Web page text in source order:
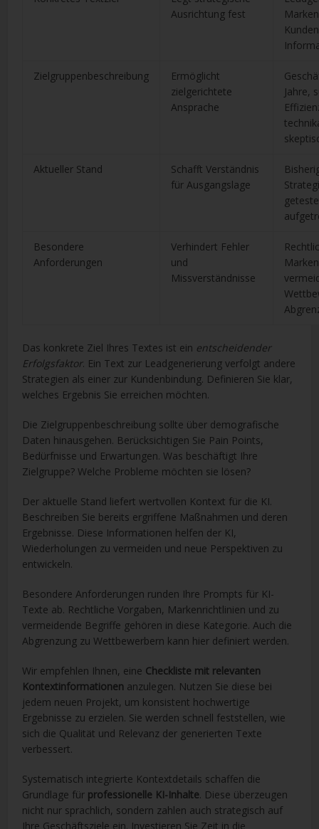
Ausrichtung fest
Zielgruppenbeschreibung
Ermöglicht
zielgerichtete
Ansprache
Jahre,
Aktueller Stand
Schafft Verständnis
für Ausgangslage
Besondere
Anforderungen
Verhindert Fehler
und
Missverständnisse
Das konkrete Ziel Ihres Textes ist ein entscheidender
Erfolgsfaktor. Ein Text zur Leadgenerierung verfolgt andere
Strategien als einer zur Kundenbindung. Definieren Sie klar,
welches Ergebnis Sie erreichen möchten.
Die Zielgruppenbeschreibung sollte über demografische
Daten hinausgehen. Berücksichtigen Sie Pain Points,
Bedürfnisse und Erwartungen. Was beschäftigt Ihre
Zielgruppe? Welche Probleme möchten sie lösen?
Der aktuelle Stand liefert wertvollen Kontext für die KI.
Beschreiben Sie bereits ergriffene Maßnahmen und deren
Ergebnisse. Diese Informationen helfen der KI,
Wiederholungen zu vermeiden und neue Perspektiven zu
entwickeln.
Besondere Anforderungen runden Ihre Prompts für KI-
Texte ab. Rechtliche Vorgaben, Markenrichtlinien und zu
vermeidende Begriffe gehören in diese Kategorie. Auch die
Abgrenzung zu Wettbewerbern kann hier definiert werden.
Wir empfehlen Ihnen, eine Checkliste mit relevanten
Kontextinformationen anzulegen. Nutzen Sie diese bei
jedem neuen Projekt, um konsistent hochwertige
Ergebnisse zu erzielen. Sie werden schnell feststellen, wie
sich die Qualität und Relevanz der generierten Texte
verbessert.
Systematisch integrierte Kontextdetails schaffen die
Grundlage für professionelle KI-Inhalte. Diese überzeugen
nicht nur sprachlich, sondern zahlen auch strategisch auf
Ihre Geschäftsziele ein. Investieren Sie Zeit in die